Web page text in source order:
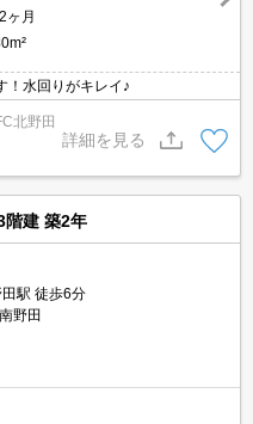
2ヶ月
！水回りがキレイ♪
北野田
詳細を見る
階建 築2年
駅 徒歩6分
野田